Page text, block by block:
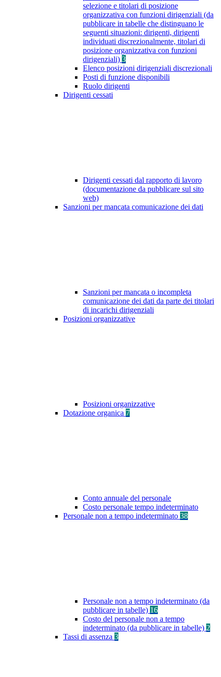
selezione e titolari di posizione
organizzativa con funzioni dirigenziali (da
pubblicare in tabelle che distinguano le
seguenti situazioni: dirigenti, dirigenti
individuati discrezionalmente, titolari di
posizione organizzativa con funzioni
dirigenziali) 3
Elenco posizioni dirigenziali discrezionali
Posti di funzione disponibili
Ruolo dirigenti
Dirigenti cessati
Dirigenti cessati dal rapporto di lavoro
(documentazione da pubblicare sul sito
web)
Sanzioni per mancata comunicazione dei dati
Sanzioni per mancata o incompleta
comunicazione dei dati da parte dei titolari
di incarichi dirigenziali
Posizioni organizzative
Posizioni organizzative
Dotazione organica 7
Conto annuale del personale
Costo personale tempo indeterminato
Personale non a tempo indeterminato 38
Personale non a tempo indeterminato (da
pubblicare in tabelle) 16
Costo del personale non a tempo
indeterminato (da pubblicare in tabelle) 2
Tassi di assenza 3